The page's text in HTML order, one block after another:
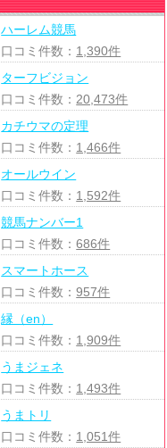
ハーレム競馬
口コミ件数： 1,390件
ターフビジョン
口コミ件数： 20,473件
カチウマの定理
口コミ件数： 1,466件
オールウイン
口コミ件数： 1,592件
競馬ナンバー1
口コミ件数：686件
スマートホース
口コミ件数：957件
縁（en）
口コミ件数： 1,909件
うまジェネ
口コミ件数： 1,493件
うまトリ
口コミ件数： 1,051件